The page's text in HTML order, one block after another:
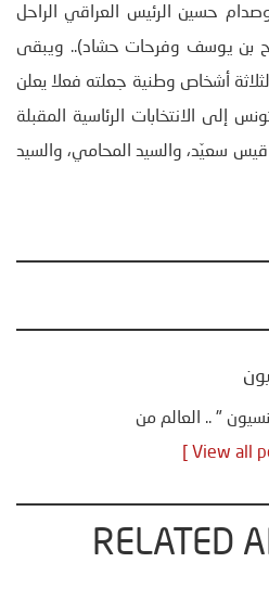
وصدام حسين الرئيس العراقي الراحل
بن يوسف وفرحات حشاد).. ويبقى
أشخاص وطنية جعلته فعلا يعلن
إلى الانتخابات الرئاسية المقبلة
سعيّد، والسيد المحامي، والسيد
" .. العالم من
RELATED